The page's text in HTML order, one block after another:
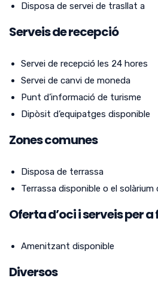
Disposa de servei de trasllat a
Serveis de recepció
Servei de recepció les 24 hores
Servei de canvi de moneda
Punt d’informació de turisme
Dipòsit d’equipatges disponible
Zones comunes
Disposa de terrassa
Terrassa disponible o el solàrium
Oferta d’oci i serveis per
Amenitzant disponible
Diversos